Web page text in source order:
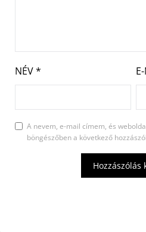
NÉV*
A nevem, e-mail címem, és
böngészőben a következő